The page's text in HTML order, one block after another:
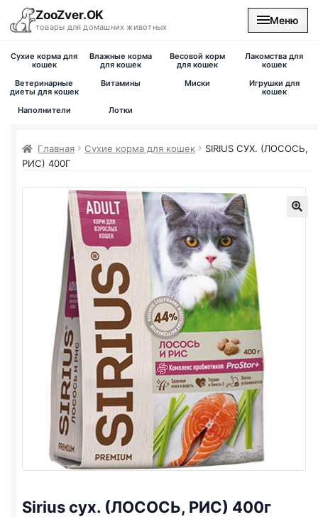
ZooZver.OK
товары для домашних животных
Меню
На главную
Сухие корма для
кошек
Влажные корма
для кошек
Весовой корм
для кошек
Лакомства для
кошек
Ветеринарные
диеты для кошек
Витамины Миски
Игрушки для
кошек
Наполнители
Лотки
Главная Сухие корма для кошек
SIRIUS СУХ. (ЛОСОСЬ,
РИС) 400Г
Sirius сух. (ЛОСОСЬ, РИС) 400г